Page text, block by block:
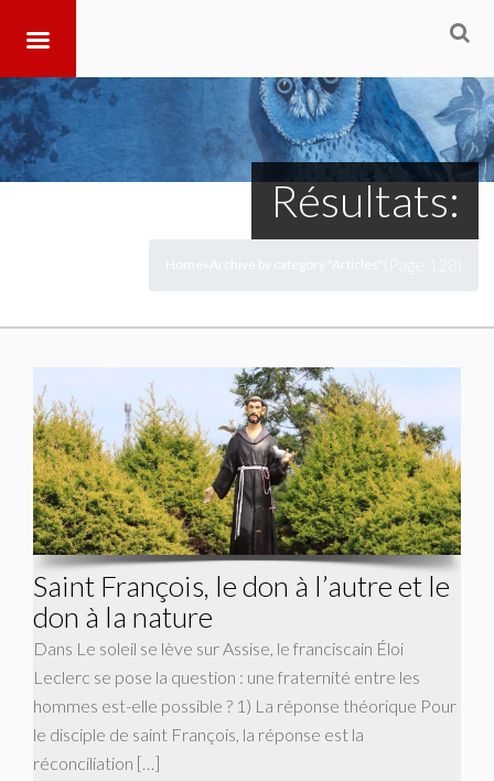
Résultats:
Saint François, le don à l’autre et le
don à la nature
Dans Le soleil se lève sur Assise, le franciscain Éloi
Leclerc se pose la question : une fraternité entre les
hommes est-elle possible ? 1) La réponse théorique Pour
le disciple de saint François, la réponse est la
réconciliation […]